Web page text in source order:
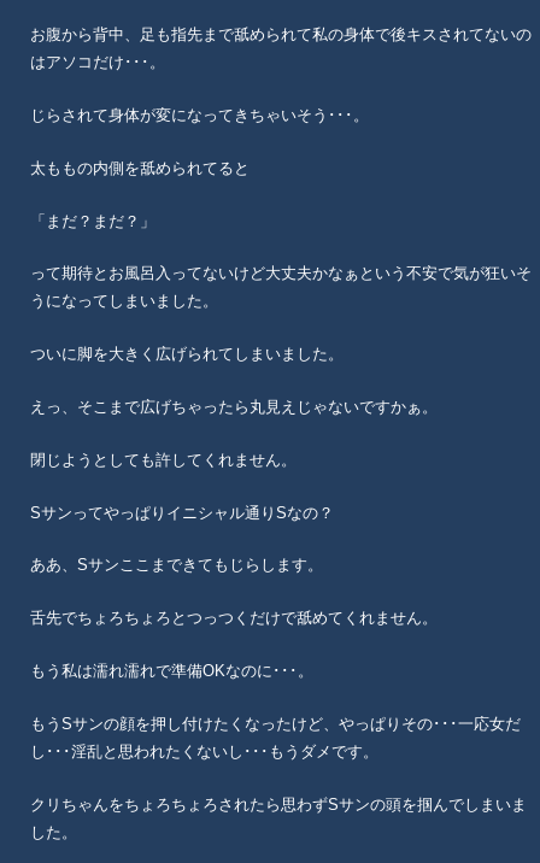
お腹から背中、足も指先まで舐められて私の身体で後キスされてないの
はアソコだけ･･･。
じらされて身体が変になってきちゃいそう･･･。
太ももの内側を舐められてると
「まだ？まだ？」
って期待とお風呂入ってないけど大丈夫かなぁという不安で気が狂いそ
うになってしまいました。
ついに脚を大きく広げられてしまいました。
えっ、そこまで広げちゃったら丸見えじゃないですかぁ。
閉じようとしても許してくれません。
Sサンってやっぱりイニシャル通りSなの？
ああ、Sサンここまできてもじらします。
舌先でちょろちょろとつっつくだけで舐めてくれません。
もう私は濡れ濡れで準備OKなのに･･･。
もうSサンの顔を押し付けたくなったけど、やっぱりその･･･一応女だ
し･･･淫乱と思われたくないし･･･もうダメです。
クリちゃんをちょろちょろされたら思わずSサンの頭を掴んでしまいま
した。